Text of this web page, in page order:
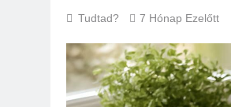
Tudtad? 7 Hónap Ezelőtt